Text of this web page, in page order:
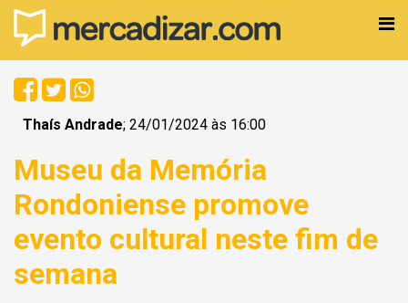
Thaís Andrade; 24/01/2024 às 16:00
Museu da Memória
Rondoniense promove
evento cultural neste fim de
semana